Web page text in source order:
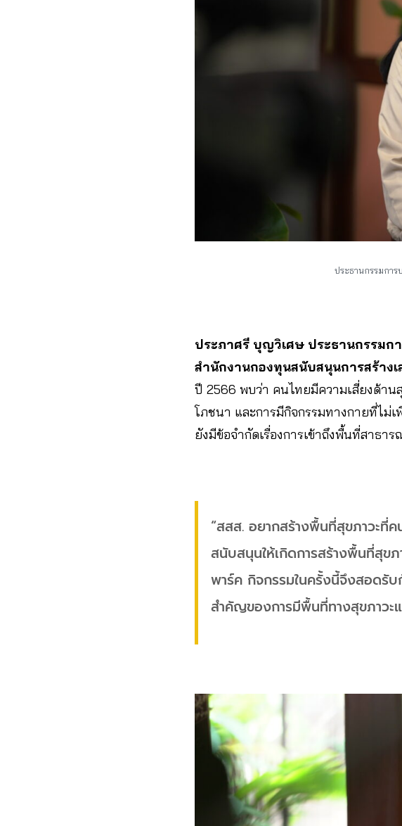
ประธานกรรมกา
ประภาศรี บุญวิเศษ ประธานกรรมก
สำนักงานกองทุนสนับสนุนการสร้าง
ปี 2566 พบว่า คนไทยมีความเสี่ยงด้า
โภชนา และการมีกิจกรรมทางกายที่ไม่
ยังมีข้อจำกัดเรื่องการเข้าถึงพื้นที่สาธาร
“สสส. อยากสร้างพื้นที่สุขภาวะที่ค
สนับสนุนให้เกิดการสร้างพื้นที่สุข
พาร์ค กิจกรรมในครั้งนี้จึงสอดรั
สำคัญของการมีพื้นที่ทางสุขภาวะ